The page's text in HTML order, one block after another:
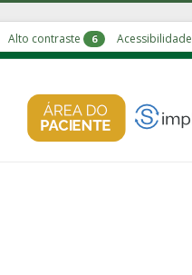
Alto contraste 6 Acessibilidade